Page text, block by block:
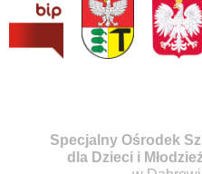
Specjalny Ośrodek
dla Dzieci i